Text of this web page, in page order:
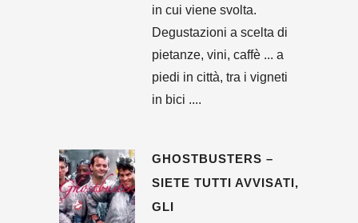
in cui viene svolta.
Degustazioni a scelta di
pietanze, vini, caffè ... a
piedi in città, tra i vigneti
in bici ....
GHOSTBUSTERS –
SIETE TUTTI AVVISATI,
GLI